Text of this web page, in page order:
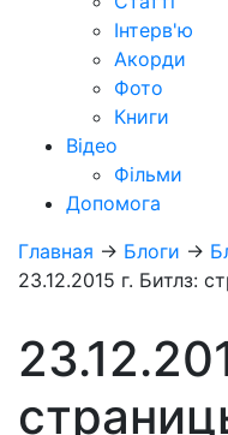
Інтерв'ю
Акорди
Фото
Книги
Відео
Фільми
Допомога
Главная → Блоги →
23.12.2015 г. Битлз: